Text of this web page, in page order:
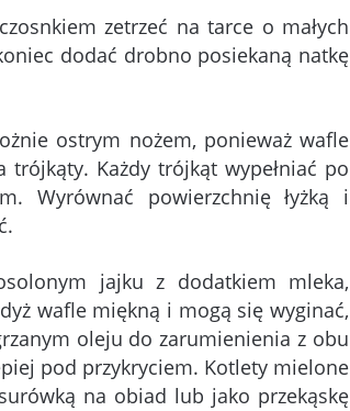
zetrzeć na tarce o małych
dodać drobno posiekaną natkę
ostrym nożem, ponieważ wafle
trójkąty. Każdy trójkąt wypełniać po
Wyrównać powierzchnię łyżką i
jajku z dodatkiem mleka,
wafle miękną i mogą się wyginać,
oleju do zarumienienia z obu
pod przykryciem. Kotlety mielone
na obiad lub jako przekąskę